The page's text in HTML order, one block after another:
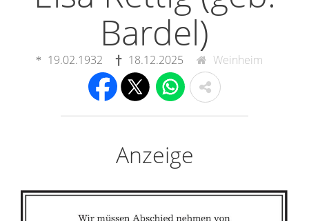
Bardel)
19.02.1932 18.12.2025 Weinheim
Anzeige